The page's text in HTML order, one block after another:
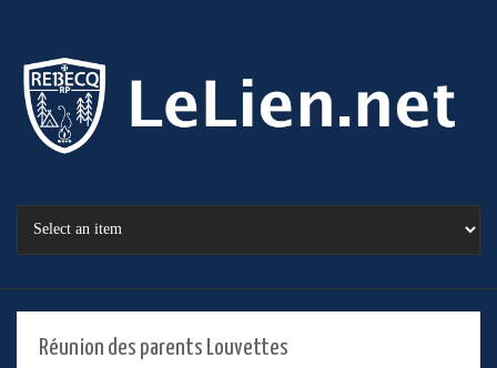
Réunion des parents Louvettes